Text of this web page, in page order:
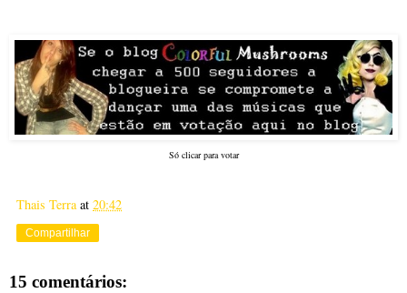
Só clicar para votar
Thais Terra at 20:42
Compartilhar
15 comentários: